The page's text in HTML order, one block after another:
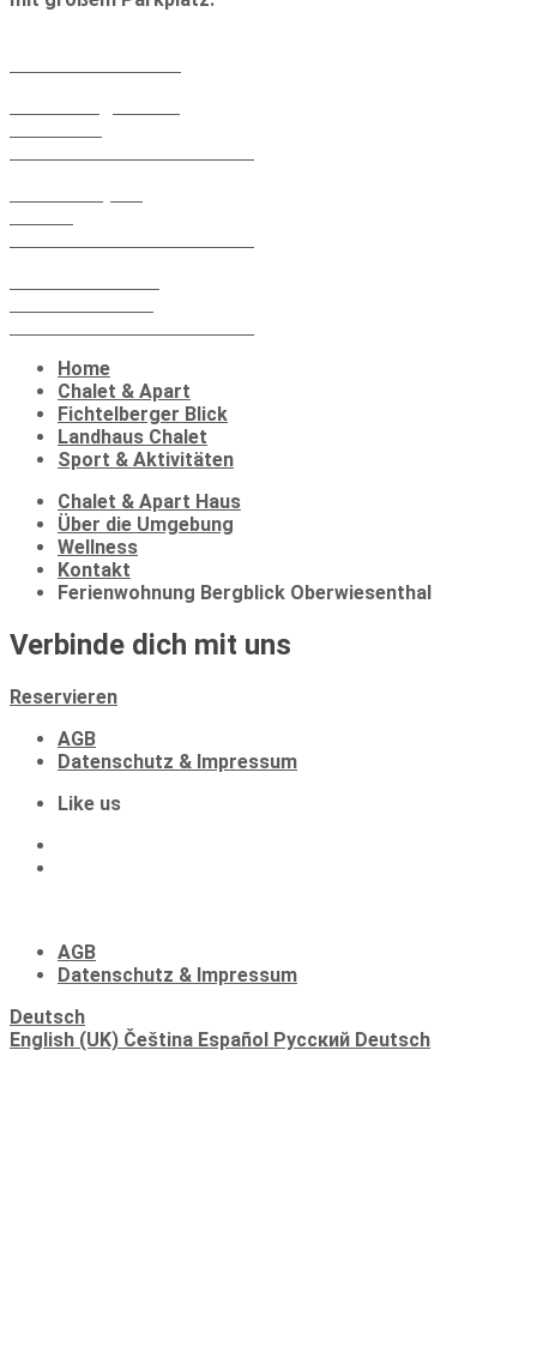
Home
Chalet & Apart
Fichtelberger Blick
Landhaus Chalet
Sport & Aktivitäten
Chalet & Apart Haus
Über die Umgebung
Wellness
Kontakt
Ferienwohnung Bergblick Oberwiesenthal
Verbinde dich mit uns
Reservieren
AGB
Datenschutz & Impressum
Like us
AGB
Datenschutz & Impressum
Deutsch
English (UK) Čeština Español Русский Deutsch